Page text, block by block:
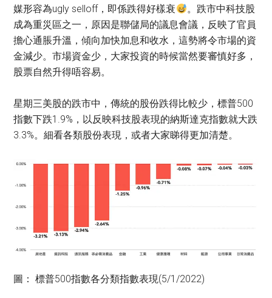
媒形容為ugly selloff，即係跌得好樣衰
。跌市中科技股
成為重災區之一，原因是聯儲局的議息會議，反映了官員
擔心通脹升溫，傾向加快加息和收水，這勢將令市場的資
金減少。市場資金少，大家投資的時候當然要審慎好多，
股票自然升得唔容易。
星期三美股的跌市中，傳統的股份跌得比較少，標普500
指數下跌1.9%，以反映科技股表現的納斯達克指數就大跌
3.3%。細看各類股份表現，或者大家睇得更加清楚。
圖： 標普500指數各分類指數表現(5/1/2022)